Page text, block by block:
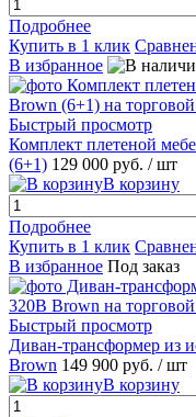
Подробнее
Купить в 1 клик
В избранное
Быстрый просмотр
Комплект плетеной
(6+1) 129 000 руб. / шт
В корзину
Подробнее
Купить в 1 клик
В избранное Под заказ
Быстрый просмотр
Диван-трансформер из
Brown 149 900 руб. / шт
В корзину